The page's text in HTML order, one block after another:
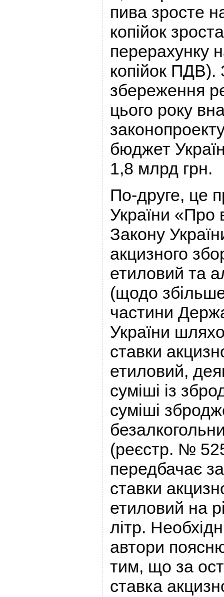
пива зросте
копійок
перерахунку
копійок ПДВ).
збереження
цього року
бюджет
1,8 млрд грн.
По-друге, це
України «Про
Закону
акцизного
етиловий та
(щодо
частини
України
ставки
етиловий,
суміші із
суміші
(реєстр. №
передбачає
ставки
етиловий на
літр.
автори
тим, що за
ставка